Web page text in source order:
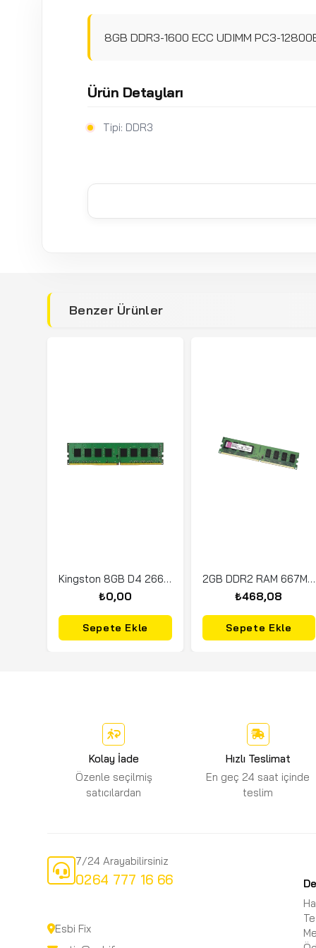
8GB DDR3-1600 ECC UDIMM PC3-
Ürün Detayları
Tipi: DDR3
Benzer Ürünler
Kingston 8GB D4 2666Mhz DDR4 1.35V KVR26N19S6/8
₺0,00
Sepete Ekle
2GB DDR2 RAM 667MHZ KİNGSTON
₺468,08
Sepete Ekle
Kolay İade
Özenle seçilmiş
satıcılardan
Hızlı Teslimat
En geç 24 saat içinde
teslim
7/24 Arayabilirsiniz
0264 777 16 66
Esbi Fix